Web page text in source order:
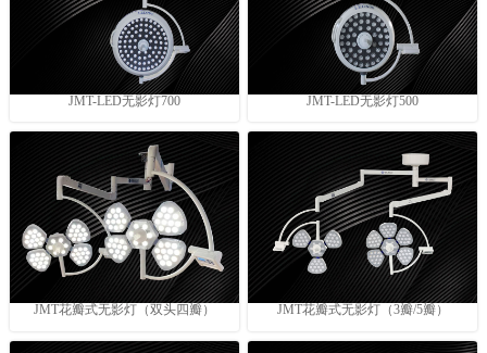
JMT-LED无影灯700 JMT-LED无影灯500
JMT花瓣式无影灯（双头四瓣） JMT花瓣式无影灯（3瓣/5瓣）